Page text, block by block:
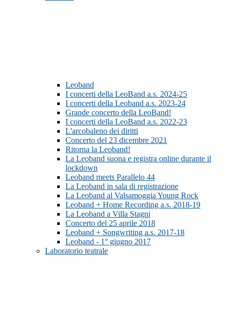
Leoband
I concerti della LeoBand a.s. 2024-25
I concerti della Leoband a.s. 2023-24
Grande concerto della LeoBand!
I concerti della LeoBand a.s. 2022-23
L'arcobaleno dei diritti
Concerto del 23 dicembre 2021
Ritorna la Leoband!
La Leoband suona e registra online durante il
lockdown
Leoband meets Parallelo 44
La Leoband in sala di registrazione
La Leoband al Valsamoggia Young Rock
Leoband + Home Recording a.s. 2018-19
La Leoband a Villa Stagni
Concerto del 25 aprile 2018
Leoband + Songwriting a.s. 2017-18
Leoband - 1° giugno 2017
Laboratorio teatrale